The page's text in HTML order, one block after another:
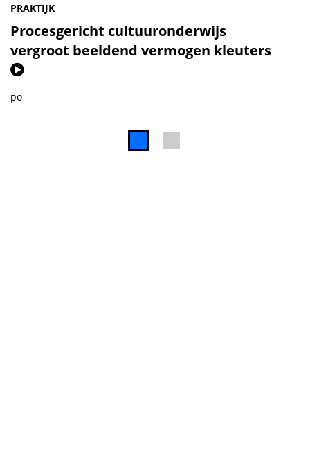
Procesgericht cultuuronderwijs
vergroot beeldend vermogen kleuters
(Video)
PRAKTIJK
po